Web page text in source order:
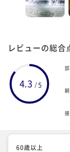
レビューの総合
4.3 / 5
60歳以上